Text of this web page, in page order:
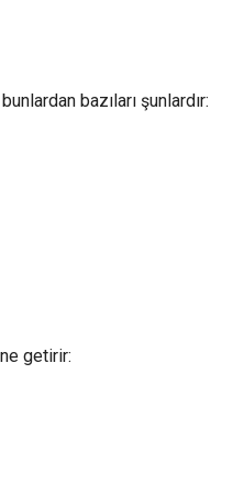
bazıları şunlardır:
getirir: